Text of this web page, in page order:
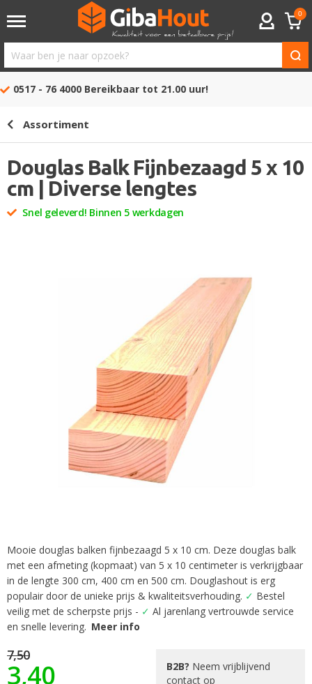
ACCOUNT
0
Waar
ben
opzoek?
0517 - 76 4000 Bereikbaar tot 21.00 uur!
Assortiment
Douglas Balk Fijnbezaagd 5 x 10
cm | Diverse lengtes
Snel geleverd! Binnen 5 werkdagen
Ga
naar
het
begin
van
de
gallerij
Mooie douglas balken fijnbezaagd 5 x 10 cm. Deze douglas balk
met een afmeting (kopmaat) van 5 x 10 centimeter is verkrijgbaar
in de lengte 300 cm, 400 cm en 500 cm. Douglashout is erg
populair door de unieke prijs & kwaliteitsverhouding. ✓ Bestel
veilig met de scherpste prijs - ✓ Al jarenlang vertrouwde service
en snelle levering. Meer info
7,50
3,40 B2B? Neem vrijblijvend
contact op